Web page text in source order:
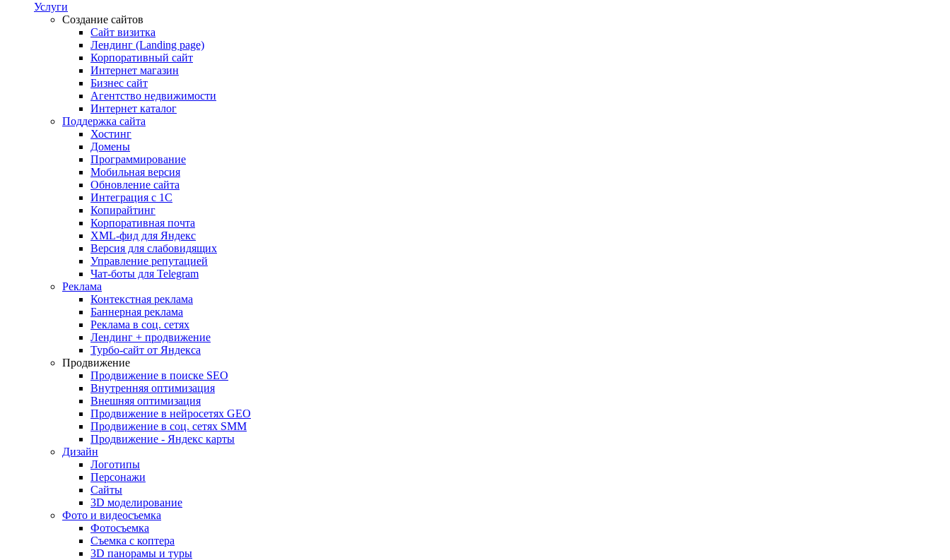
Услуги
Создание сайтов
Сайт визитка
Лендинг (Landing page)
Корпоративный сайт
Интернет магазин
Бизнес сайт
Агентство недвижимости
Интернет каталог
Поддержка сайта
Хостинг
Домены
Программирование
Мобильная версия
Обновление сайта
Интеграция с 1С
Копирайтинг
Корпоративная почта
XML-фид для Яндекс
Версия для слабовидящих
Управление репутацией
Чат-боты для Telegram
Реклама
Контекстная реклама
Баннерная реклама
Реклама в соц. сетях
Лендинг + продвижение
Турбо-сайт от Яндекса
Продвижение
Продвижение в поиске SEO
Внутренняя оптимизация
Внешняя оптимизация
Продвижение в нейросетях GEO
Продвижение в соц. сетях SMM
Продвижение - Яндекс карты
Дизайн
Логотипы
Персонажи
Сайты
3D моделирование
Фото и видеосъемка
Фотосъемка
Съемка с коптера
3D панорамы и туры